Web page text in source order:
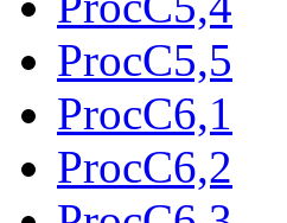
ProcC5,5
ProcC6,1
ProcC6,2